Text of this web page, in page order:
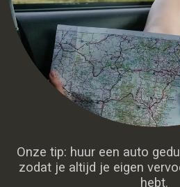
Onze tip: huur een auto
zodat je altijd je eigen
hebt.